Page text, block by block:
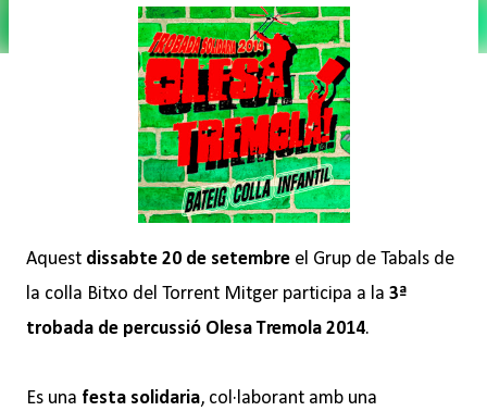
Aquest dissabte 20 de setembre el Grup de Tabals de
la colla Bitxo del Torrent Mitger participa a la 3ª
trobada de percussió Olesa Tremola 2014.
Es una festa solidaria, col·laborant amb una